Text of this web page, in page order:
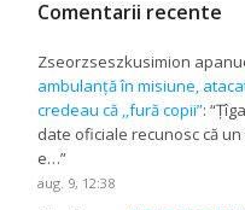
Comentarii recente
Zseorzseszkusimion
ambulanță în misiune,
credeau că ,,fură copii”: “
date oficiale recunosc că
e…”
aug. 9, 12:38